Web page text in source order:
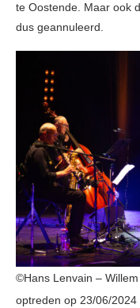
te Oostende. Maar ook
dus geannuleerd.
©Hans Lenvain –
optreden op 23/06/2024